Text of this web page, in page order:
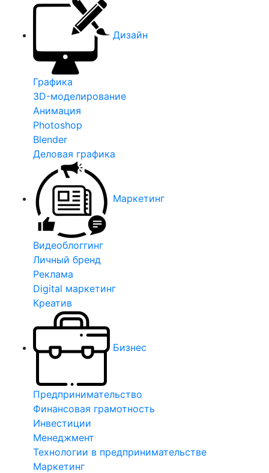
Дизайн
Графика
3D-моделирование
Анимация
Photoshop
Blender
Деловая графика
Маркетинг
Видеоблоггинг
Личный бренд
Реклама
Digital маркетинг
Креатив
Бизнес
Предпринимательство
Финансовая грамотность
Инвестиции
Менеджмент
Технологии в предпринимательстве
Маркетинг